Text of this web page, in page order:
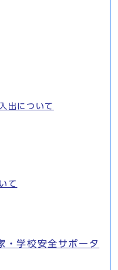
出について
て
学校安全サポータ